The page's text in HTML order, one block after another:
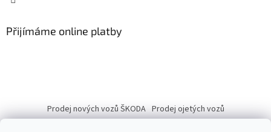
Přijímáme online platby
Prodej nových vozů ŠKODA Prodej ojetých vozů